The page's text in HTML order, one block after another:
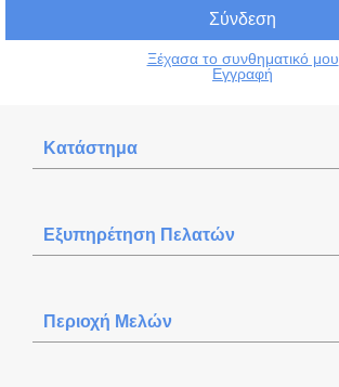
Ξέχασα το συνθηματικό μου
Εγγραφή
Κατάστημα
Εξυπηρέτηση Πελατών
Περιοχή Mελών